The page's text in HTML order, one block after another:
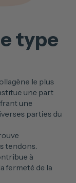
type
le plus
une part
une
parties du
tendons.
à
fermeté de la